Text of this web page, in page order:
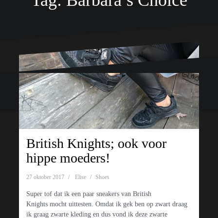
British Knights; ook voor
hippe moeders!
27 oktober 2017 Elise Shoes
Super tof dat ik een paar sneakers van British
Knights mocht uittesten. Omdat ik gek ben op zwart draag
ik graag zwarte kleding en dus vond ik deze zwarte
Ondersteund door WordPress|Thema: Obliquedoor Themeisle.